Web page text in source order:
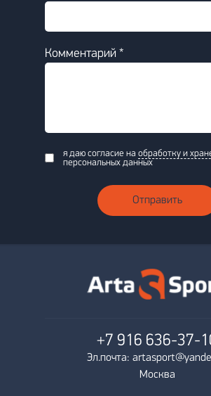
Комментарий *
я даю согласие на обработку и
персональных данных
Отправить
+7 916 636-37-
Эл.почта:
Москва